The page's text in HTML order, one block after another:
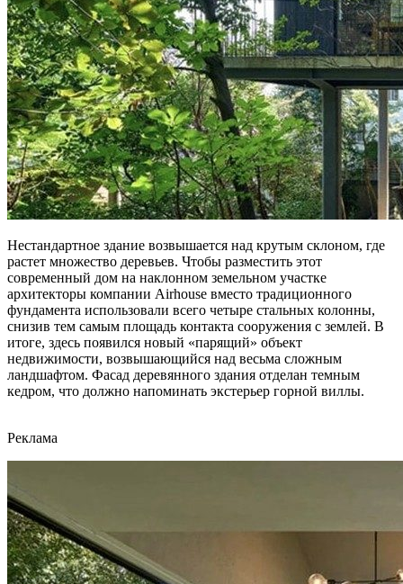
Нестандартное здание возвышается над крутым склоном, где
растет множество деревьев. Чтобы разместить этот
современный дом на наклонном земельном участке
архитекторы компании Airhouse вместо традиционного
фундамента использовали всего четыре стальных колонны,
снизив тем самым площадь контакта сооружения с землей. В
итоге, здесь появился новый «парящий» объект
недвижимости, возвышающийся над весьма сложным
ландшафтом. Фасад деревянного здания отделан темным
кедром, что должно напоминать экстерьер горной виллы.
Реклама